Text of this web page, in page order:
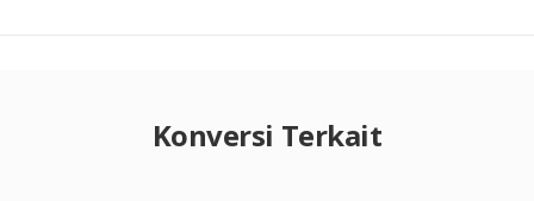
Konversi Terkait